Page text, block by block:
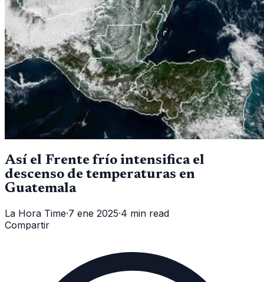
Así el Frente frío intensifica el
descenso de temperaturas en
Guatemala
La Hora Time·7 ene 2025·4 min read
Compartir